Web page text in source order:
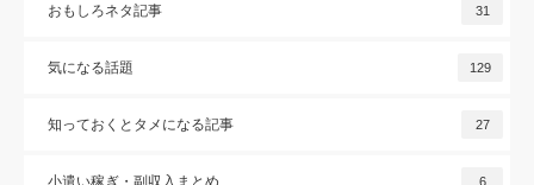
おもしろネタ記事 31
気になる話題 129
知っておくとタメになる記事 27
小遣い稼ぎ・副収入まとめ 6